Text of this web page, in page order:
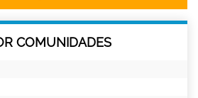
COMUNIDADES